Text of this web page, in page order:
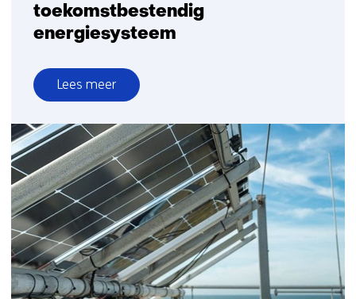
toekomstbestendig
energiesysteem
Lees meer
over
Slimme
netwerken
voor
een
toekomstbestendig
energiesysteem